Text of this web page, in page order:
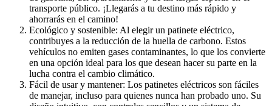
transporte público. ¡Llegarás a tu destino más rápido y
ahorrarás en el camino!
Ecológico y sostenible: Al elegir un patinete eléctrico,
contribuyes a la reducción de la huella de carbono. Estos
vehículos no emiten gases contaminantes, lo que los convierte
en una opción ideal para los que desean hacer su parte en la
lucha contra el cambio climático.
Fácil de usar y mantener: Los patinetes eléctricos son fáciles
de manejar, incluso para quienes nunca han probado uno. Su